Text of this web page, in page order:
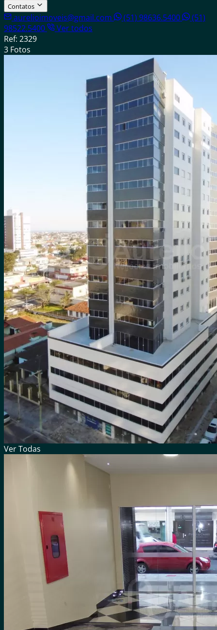
Contatos
aurelioimoveis@gmail.com (51) 98636.5400
(51)
98522.5400
Ver todos
Ref: 2329
3 Fotos
VerTodas